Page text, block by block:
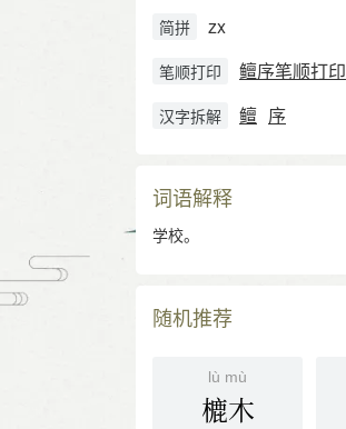
简拼 zx
笔顺打印 鳣序笔顺打印
汉字拆解 鳣 序
词语解释
学校。
随机推荐
lù mù
樚木